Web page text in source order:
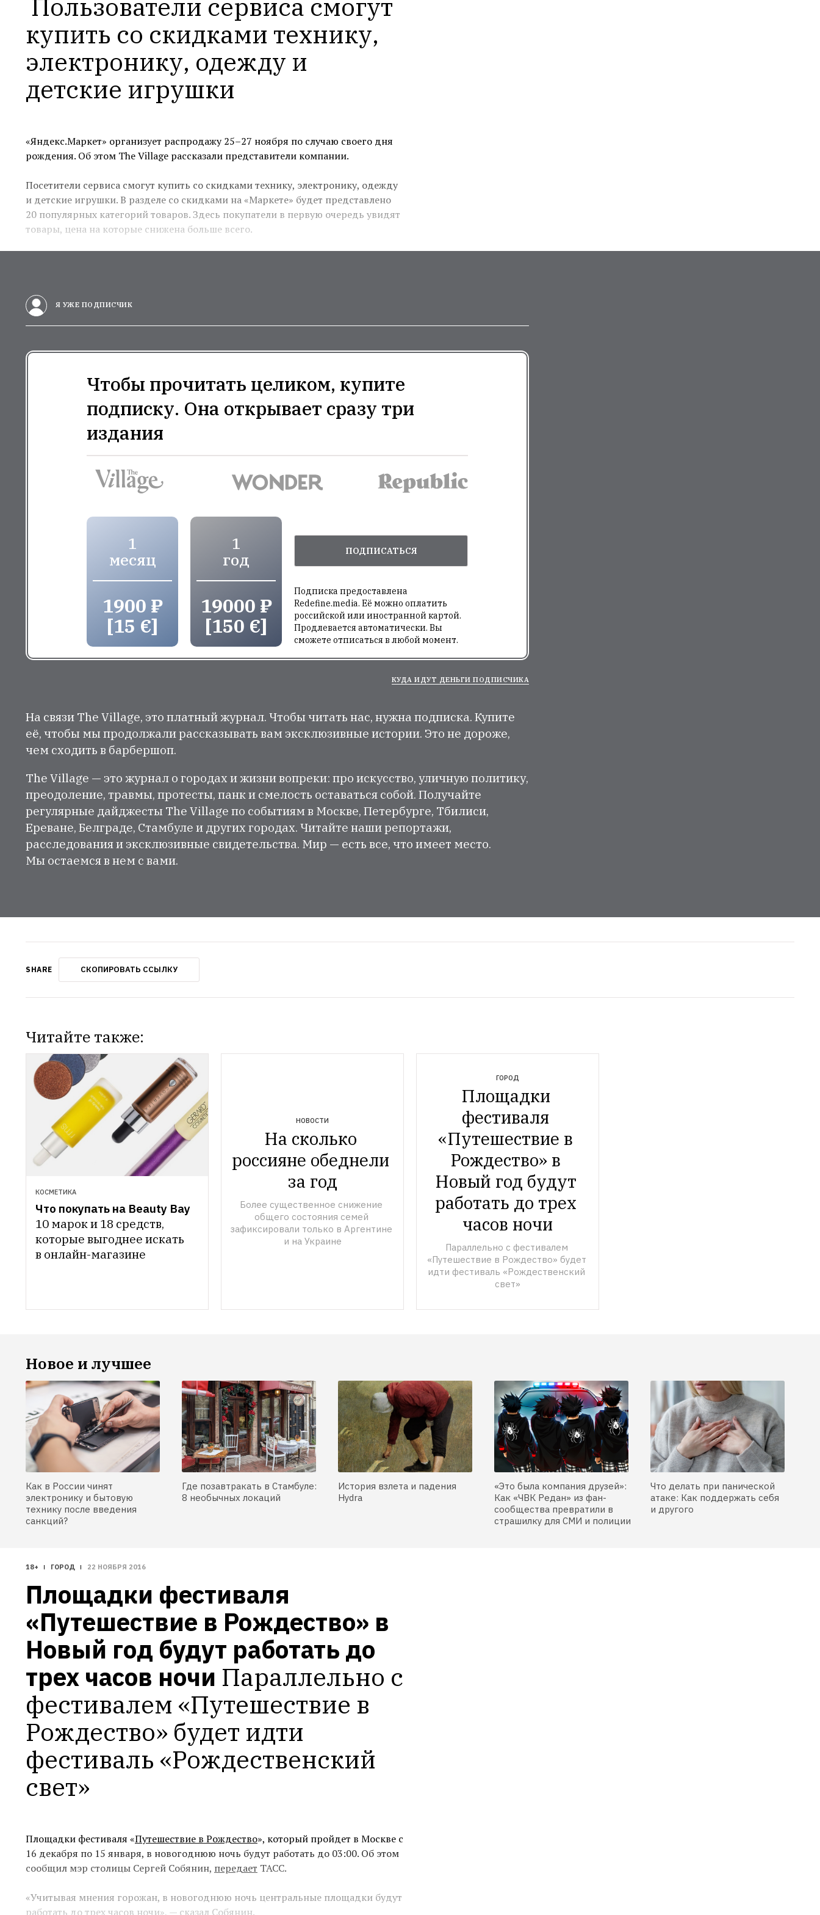
Пользователи сервиса смогут
купить со скидками технику,
электронику, одежду и
детские игрушки
«Яндекс.Маркет» организует распродажу 25–27 ноября по случаю своего дня
рождения. Об этом The Village рассказали представители компании.
Посетители сервиса смогут купить со скидками технику, электронику, одежду
и детские игрушки. В разделе со скидками на «Маркете» будет представлено
20 популярных категорий товаров. Здесь покупатели в первую очередь увидят
товары, цена на которые снижена больше всего.
Я УЖЕ ПОДПИСЧИК
Чтобы прочитать целиком, купите
подписку. Она открывает сразу три
издания
1
месяц
1900 ₽
[15 €]
1
год
19000 ₽
[150 €]
ПОДПИСАТЬСЯ
Подписка предоставлена
Redefine.media. Её можно оплатить
российской или иностранной картой.
Продлевается автоматически. Вы
сможете отписаться в любой момент.
КУДА ИДУТ ДЕНЬГИ ПОДПИСЧИКА
На связи The Village, это платный журнал. Чтобы читать нас, нужна подписка. Купите
её, чтобы мы продолжали рассказывать вам эксклюзивные истории. Это не дороже,
чем сходить в барбершоп.
The Village — это журнал о городах и жизни вопреки: про искусство, уличную политику,
преодоление, травмы, протесты, панк и смелость оставаться собой. Получайте
регулярные дайджесты The Village по событиям в Москве, Петербурге, Тбилиси,
Ереване, Белграде, Стамбуле и других городах. Читайте наши репортажи,
расследования и эксклюзивные свидетельства. Мир — есть все, что имеет место.
Мы остаемся в нем с вами.
SHARE СКОПИРОВАТЬ ССЫЛКУ
Читайте также:
КОСМЕТИКА
Что покупать на Beauty Bay
10 марок и 18 средств,
которые выгоднее искать
в онлайн-магазине
НОВОСТИ
На сколько
россияне обеднели
за год
Более существенное снижение
общего состояния семей
зафиксировали только в Аргентине
и на Украине
ГОРОД
Площадки
фестиваля
«Путешествие в
Рождество» в
Новый год будут
работать до трех
часов ночи
Параллельно с фестивалем
«Путешествие в Рождество» будет
идти фестиваль «Рождественский
свет»
Новое и лучшее
Как в России чинят
электронику и бытовую
технику после введения
санкций?
Где позавтракать в Стамбуле:
8 необычных локаций
История взлета и падения
Hydra
«Это была компания друзей»:
Как «ЧВК Редан» из фан-
сообщества превратили в
страшилку для СМИ и полиции
Что делать при панической
атаке: Как поддержать себя
и другого
18+ ГОРОД 22 НОЯБРЯ 2016
Площадки фестиваля
«Путешествие в Рождество» в
Новый год будут работать до
трех часов ночи Параллельно с
фестивалем «Путешествие в
Рождество» будет идти
фестиваль «Рождественский
свет»
Площадки фестиваля «Путешествие в Рождество», который пройдет в Москве с
16 декабря по 15 января, в новогоднюю ночь будут работать до 03:00. Об этом
сообщил мэр столицы Сергей Собянин, передает ТАСС.
«Учитывая мнения горожан, в новогоднюю ночь центральные площадки будут
работать до трех часов ночи», — сказал Собянин.